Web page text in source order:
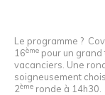
Le programme ?
16ème pour un
vacanciers. Une
soigneusement
2ème ronde à 14h30.